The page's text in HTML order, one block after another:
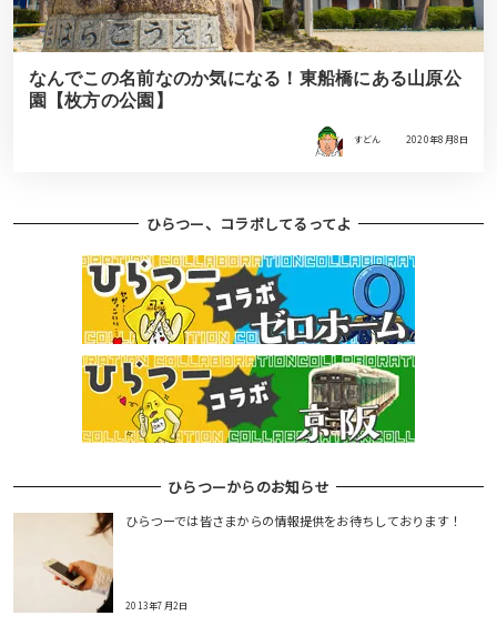
なんでこの名前なのか気になる！東船橋にある山原公
園【枚方の公園】
すどん 2020年8月8日
ひらつー、コラボしてるってよ
ひらつーからのお知らせ
ひらつーでは皆さまからの情報提供をお待ちしております！
2013年7月2日